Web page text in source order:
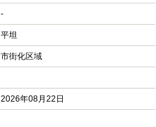
-
平坦
市街化区域
2026年08月22日